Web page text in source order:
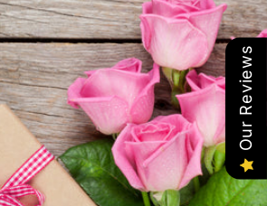
Our Reviews